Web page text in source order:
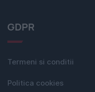
GDPR
Termeni si conditii
Politica cookies